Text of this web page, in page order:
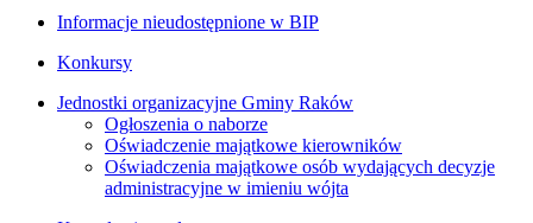
Informacje nieudostępnione w BIP
Konkursy
Jednostki organizacyjne Gminy Raków
Ogłoszenia o naborze
Oświadczenie majątkowe kierowników
Oświadczenia majątkowe osób wydających decyzje
administracyjne w imieniu wójta